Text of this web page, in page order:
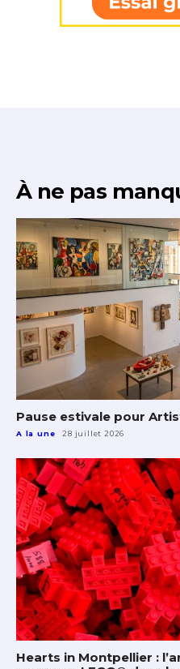
À ne pas
Pause estivale pour
A la une 28 juillet 2026
Hearts in Montpellier :